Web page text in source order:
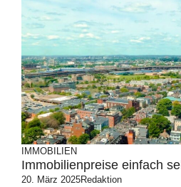
IMMOBILIEN
Immobilienpreise einfach
20. März 2025Redaktion